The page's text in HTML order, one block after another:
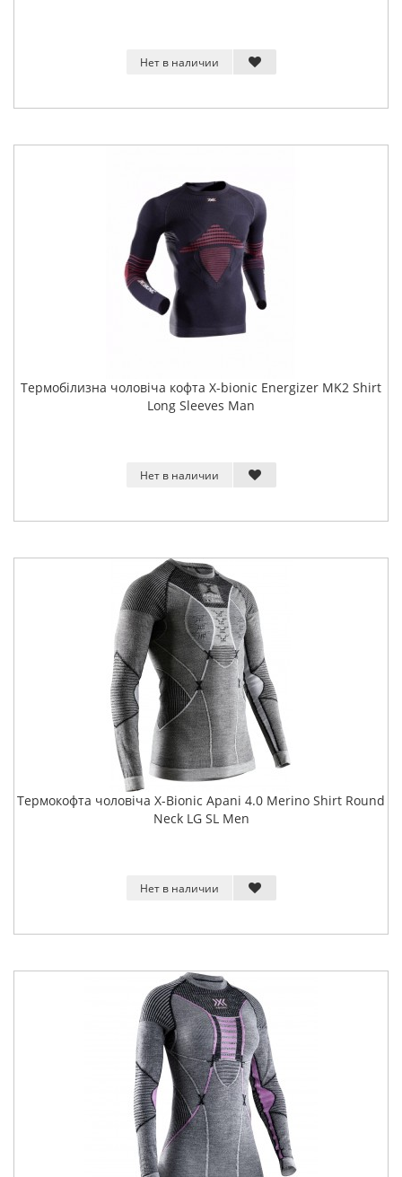
Нет в наличии
Термобілизна чоловіча кофта X-bionic Energizer MK2 Shirt
Long Sleeves Man
Нет в наличии
Термокофта чоловіча X-Bionic Apani 4.0 Merino Shirt Round
Neck LG SL Men
Нет в наличии